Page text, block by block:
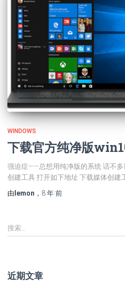
WINDOWS
下载官方纯净版
强迫症——总想用纯净版的系统 话不
创建工具 打开如下地址 下载媒体创建
由 lemon ， 8 年前
搜
索
搜索…
近期文章